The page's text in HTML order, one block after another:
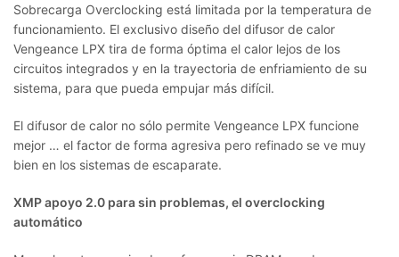
Sobrecarga Overclocking está limitada por la temperatura de
funcionamiento. El exclusivo diseño del difusor de calor
Vengeance LPX tira de forma óptima el calor lejos de los
circuitos integrados y en la trayectoria de enfriamiento de su
sistema, para que pueda empujar más difícil.
El difusor de calor no sólo permite Vengeance LPX funcione
mejor … el factor de forma agresiva pero refinado se ve muy
bien en los sistemas de escaparate.
XMP apoyo 2.0 para sin problemas, el overclocking
automático